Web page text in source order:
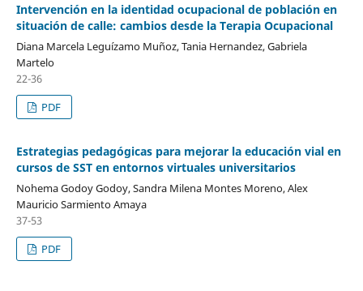
Intervención en la identidad ocupacional de población en
situación de calle: cambios desde la Terapia Ocupacional
Diana Marcela Leguízamo Muñoz, Tania Hernandez, Gabriela
Martelo
22-36
PDF
Estrategias pedagógicas para mejorar la educación vial en
cursos de SST en entornos virtuales universitarios
Nohema Godoy Godoy, Sandra Milena Montes Moreno, Alex
Mauricio Sarmiento Amaya
37-53
PDF